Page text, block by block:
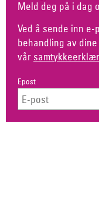
Meld deg på i dag
Ved å sende inn
behandling av
vår
Epost